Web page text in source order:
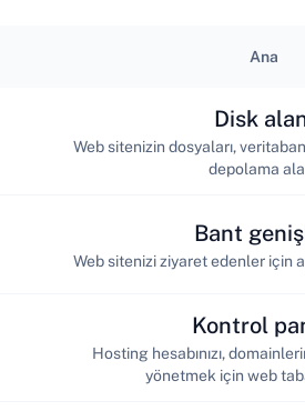
Ana
Disk
Web sitenizin dosyaları,
depolama
Bant
Web sitenizi ziyaret edenler için
Kontrol
Hosting hesabınızı,
yönetmek için web